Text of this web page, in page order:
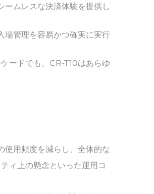
ームレスな決済体験を提供し
場管理を容易かつ確実に実行
ードでも、CR-T10はあらゆ
使用頻度を減らし、全体的な
ィ上の懸念といった運用コ